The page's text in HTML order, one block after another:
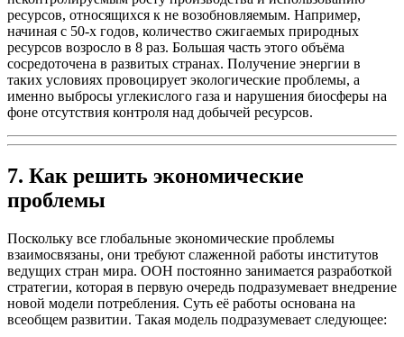
ресурсов, относящихся к не возобновляемым. Например,
начиная с 50-х годов, количество сжигаемых природных
ресурсов возросло в 8 раз. Большая часть этого объёма
сосредоточена в развитых странах. Получение энергии в
таких условиях провоцирует экологические проблемы, а
именно выбросы углекислого газа и нарушения биосферы на
фоне отсутствия контроля над добычей ресурсов.
7. Как решить экономические
проблемы
Поскольку все глобальные экономические проблемы
взаимосвязаны, они требуют слаженной работы институтов
ведущих стран мира. ООН постоянно занимается разработкой
стратегии, которая в первую очередь подразумевает внедрение
новой модели потребления. Суть её работы основана на
всеобщем развитии. Такая модель подразумевает следующее: